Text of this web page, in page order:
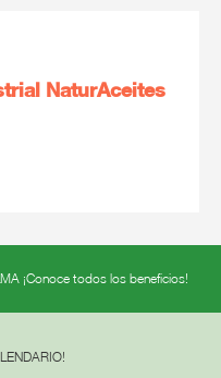
NaturAceites
¡Conoce todos los beneficios!